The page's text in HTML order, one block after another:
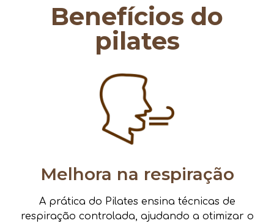
Benefícios do
pilates
Melhora na respiração
A prática do Pilates ensina técnicas de
respiração controlada, ajudando a otimizar o